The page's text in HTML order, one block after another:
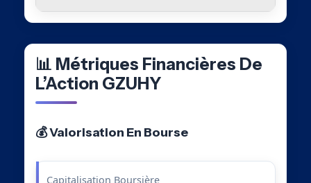
📊 Métriques Financières De
L’Action GZUHY
💰 Valorisation En Bourse
Capitalisation Boursière